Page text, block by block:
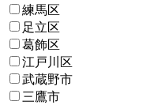
練馬区
足立区
葛飾区
江戸川区
武蔵野市
三鷹市